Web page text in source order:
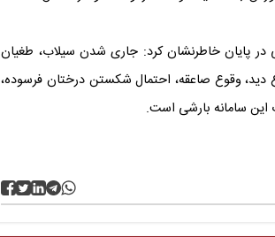
پایان خاطرنشان کرد: جاری شدن سیلاب، طغیان
دید، وقوع صاعقه، احتمال شکستن درختان فرسوده،
سامانه بارشی است.